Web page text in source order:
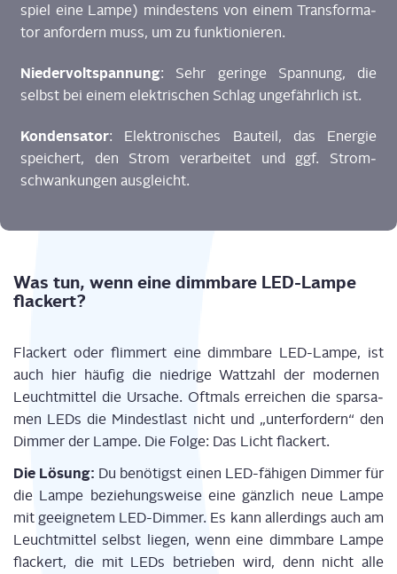
spiel eine Lam­pe) min­des­tens von einem Trans­for­ma­
tor anfor­dern muss, um zu funk­tio­nie­ren.
Nie­der­volt­span­nung: Sehr gerin­ge Span­nung, die
selbst bei einem elek­tri­schen Schlag unge­fähr­lich ist.
Kon­den­sa­tor: Elek­tro­ni­sches Bau­teil, das Ener­gie
spei­chert, den Strom ver­ar­bei­tet und ggf. Strom­
schwan­kun­gen ausgleicht.
Was tun, wenn eine dimm­ba­re LED-Lam­pe
flackert?
Fla­ckert oder flim­mert eine dimm­ba­re LED-Lam­pe, ist
auch hier häu­fig die nied­ri­ge Watt­zahl der moder­nen
Leucht­mit­tel die Ursa­che. Oft­mals errei­chen die spar­sa­
men LEDs die Min­dest­last nichtund „unter­for­dern“ den
Dim­mer der Lam­pe. Die Fol­ge: Das Licht flackert.
Die Lösung: Du benö­tigst einen LED-fähi­gen Dim­mer für
die Lam­pe bezie­hungs­wei­seeine gänz­lich neue Lam­pe
mit geeig­ne­tem LED-Dim­mer. Es kann aller­dings auch am
Leucht­mit­tel selbst lie­gen, wenn eine dimm­ba­re Lam­pe
fla­ckert, die mit LEDs betrie­ben wird, denn nicht alle